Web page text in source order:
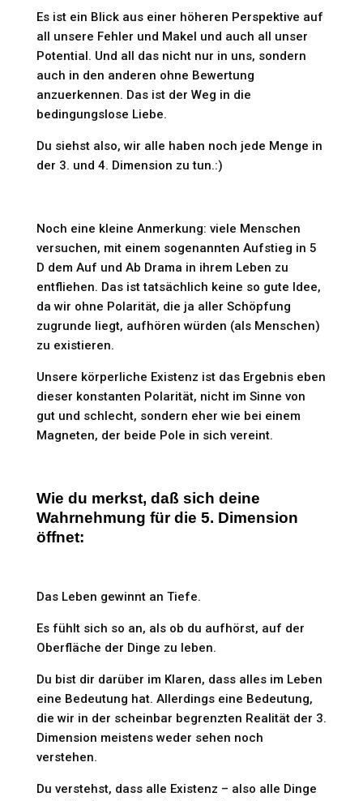
Es ist ein Blick aus einer höheren Perspektive auf
all unsere Fehler und Makel und auch all unser
Potential. Und all das nicht nur in uns, sondern
auch in den anderen ohne Bewertung
anzuerkennen. Das ist der Weg in die
bedingungslose Liebe.
Du siehst also, wir alle haben noch jede Menge in
der 3. und 4. Dimension zu tun.:)
Noch eine kleine Anmerkung: viele Menschen
versuchen, mit einem sogenannten Aufstieg in 5
D dem Auf und Ab Drama in ihrem Leben zu
entfliehen. Das ist tatsächlich keine so gute Idee,
da wir ohne Polarität, die ja aller Schöpfung
zugrunde liegt, aufhören würden (als Menschen)
zu existieren.
Unsere körperliche Existenz ist das Ergebnis eben
dieser konstanten Polarität, nicht im Sinne von
gut und schlecht, sondern eher wie bei einem
Magneten, der beide Pole in sich vereint.
Wie du merkst, daß sich deine
Wahrnehmung für die 5. Dimension
öffnet:
Das Leben gewinnt an Tiefe.
Es fühlt sich so an, als ob du aufhörst, auf der
Oberfläche der Dinge zu leben.
Du bist dir darüber im Klaren, dass alles im Leben
eine Bedeutung hat. Allerdings eine Bedeutung,
die wir in der scheinbar begrenzten Realität der 3.
Dimension meistens weder sehen noch
verstehen.
Du verstehst, dass alle Existenz – also alle Dinge